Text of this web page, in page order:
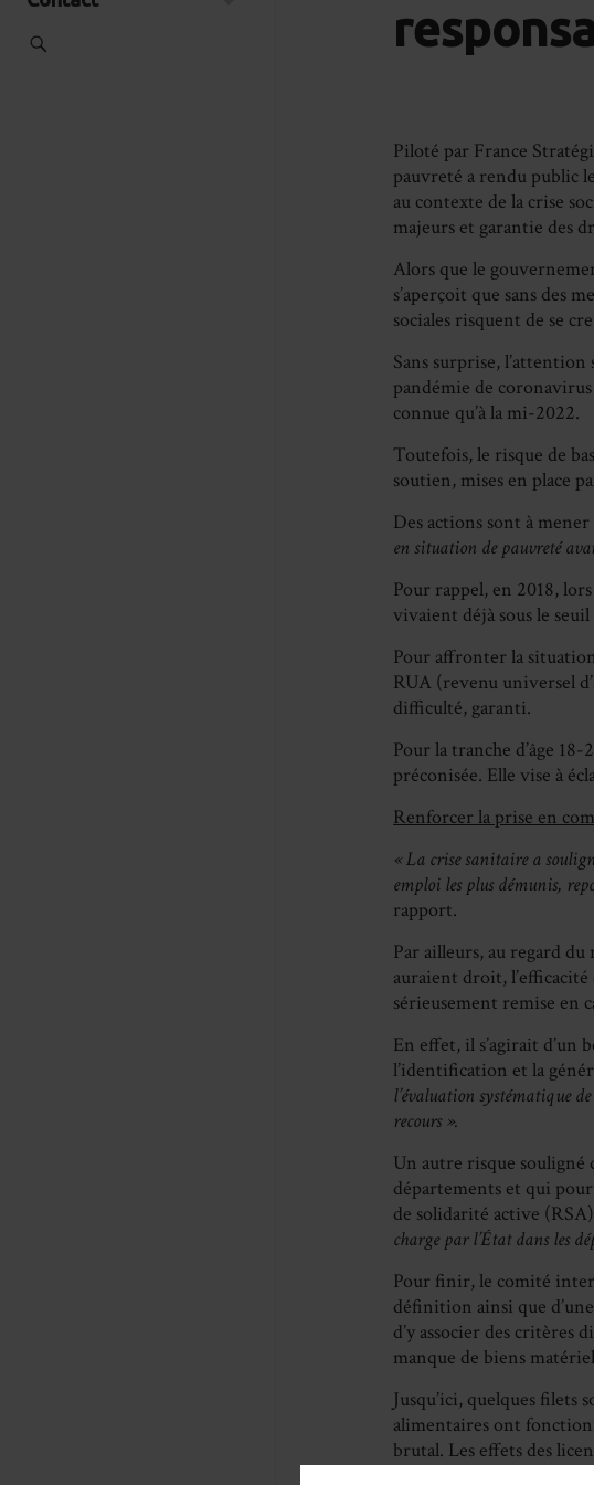
Piloté par France
pauvreté a rendu public
au contexte de la crise
majeurs et garantie des
Alors que le
s’aperçoit que sans des
sociales risquent de se
Sans surprise, l’attention
pandémie de
connue qu’à la mi-2022.
Toutefois, le risque de
soutien, mises en place
Des actions sont à mener
en situation de pauvreté
Pour rappel, en 2018,
vivaient déjà sous le
Pour affronter la
RUA (revenu universel
difficulté, garanti.
Pour la tranche d’âge
préconisée. Elle vise à
Renforcer la prise en
« La crise sanitaire a
emploi les plus démunis,
rapport.
Par ailleurs, au regard du
auraient droit,
sérieusement remise en
En effet, il s’agirait d’un
l’identification et la
l’évaluation systématique
recours ».
Un autre risque souligné
départements et qui
de solidarité active
charge par l’État dans les
Pour finir, le comité
définition ainsi que
d’y associer des critères
manque de biens
Jusqu’ici, quelques filets
alimentaires ont
brutal. Les effets des